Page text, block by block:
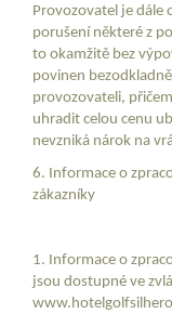
Provozovatel je dále
porušení některé z
to okamžitě bez
povinen
provozovateli,
uhradit celou cenu
nevzniká nárok na
6. Informace o
zákazníky
1. Informace o
jsou dostupné ve